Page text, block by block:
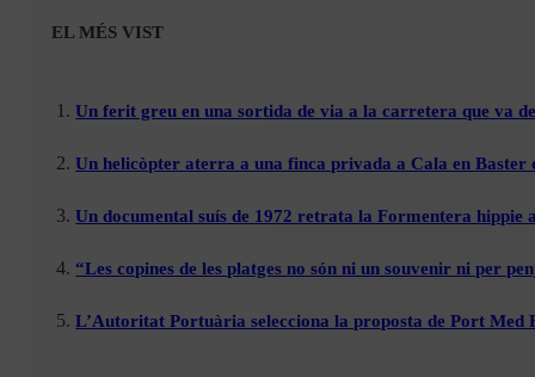
EL MÉS VIST
Un ferit greu en una sortida de via a la carretera que va
Un helicòpter aterra a una finca privada a Cala en
Un documental suís de 1972 retrata la Formentera
“Les copines de les platges no són ni un souvenir ni per
L’Autoritat Portuària selecciona la proposta de Port